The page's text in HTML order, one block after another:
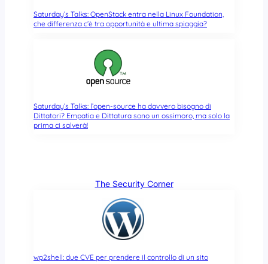
Saturday’s Talks: OpenStack entra nella Linux Foundation,
che differenza c’è tra opportunità e ultima spiaggia?
Saturday’s Talks: l’open-source ha davvero bisogno di
Dittatori? Empatia e Dittatura sono un ossimoro, ma solo la
prima ci salverà!
The Security Corner
wp2shell: due CVE per prendere il controllo di un sito